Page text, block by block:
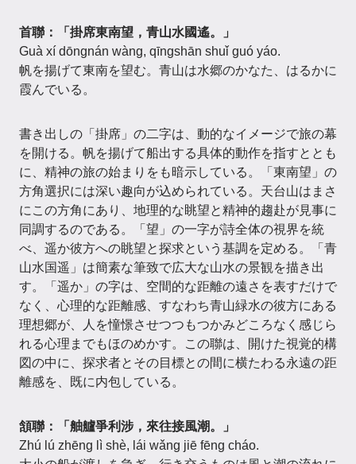
首聯：「掛席東南望，青山水國遙。」
Guà xí dōngnán wàng, qīngshān shuǐ guó yáo.
帆を揚げて東南を望む。青山は水郷のかなた、はるかに
霞んでいる。
書き出しの「掛席」の二字は、動的なイメージで旅の幕
を開ける。帆を揚げて船出する具体的動作を指すととも
に、精神の旅の始まりをも暗示している。「東南望」の
方角選択には深い趣向が込められている。天台山はまさ
にこの方角にあり、地理的な眺望と精神的趨赴が見事に
同調するのである。「望」の一字が詩全体の視界を統
べ、遥か彼方への眺望と探求という基調を定める。「青
山水国遥」は簡素な筆致で広大な山水の景観を描き出
す。「遥か」の字は、空間的な距離の遠さを表すだけで
なく、心理的な距離感、すなわち青山緑水の彼方にある
理想郷が、人を憧憬させつつもつかみどころなく感じら
れる心理までもほのめかす。この聯は、開けた視覚的構
図の中に、探求者とその目標との間に横たわる永遠の距
離感を、既に内包している。
頷聯：「舳艫爭利涉，來往接風潮。」
Zhú lú zhēng lì shè, lái wǎng jiē fēng cháo.